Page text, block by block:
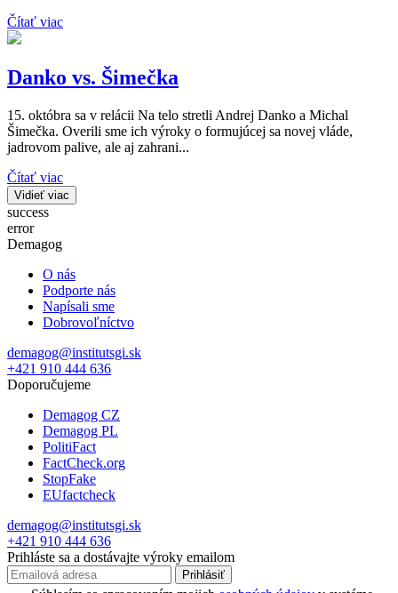
Čítať viac
Danko vs. Šimečka
15. októbra sa v relácii Na telo stretli Andrej Danko a Michal
Šimečka. Overili sme ich výroky o formujúcej sa novej vláde,
jadrovom palive, ale aj zahrani...
Čítať viac
Vidieť viac
success
error
Demagog
O nás
Podporte nás
Napísali sme
Dobrovoľníctvo
demagog@institutsgi.sk
+421 910 444 636
Doporučujeme
Demagog CZ
Demagog PL
PolitiFact
FactCheck.org
StopFake
EUfactcheck
demagog@institutsgi.sk
+421 910 444 636
Prihláste sa a dostávajte výroky emailom
Prihlásiť